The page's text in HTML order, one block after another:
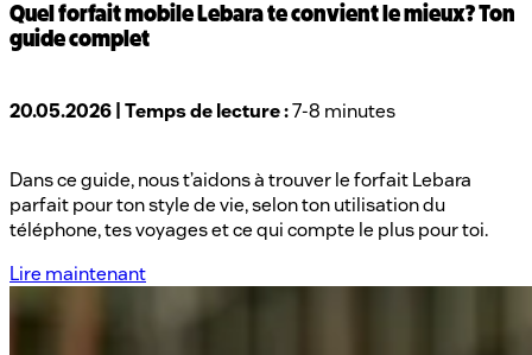
Quel forfait mobile Lebara te convient le mieux? Ton
guide complet
20.05.2026 | Temps de lecture :7-8 minutes
Dans ce guide, nous t’aidons à trouver le forfait Lebara
parfait pour ton style de vie, selon ton utilisation du
téléphone, tes voyages et ce qui compte le plus pour toi.
Lire maintenant